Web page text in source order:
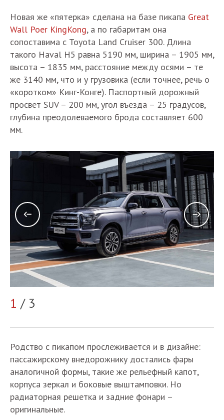
Новая же «пятерка» сделана на базе пикапа Great
Wall Poer KingKong, а по габаритам она
сопоставима с Toyota Land Cruiser 300. Длина
такого Haval H5 равна 5190 мм, ширина – 1905 мм,
высота – 1835 мм, расстояние между осями – те
же 3140 мм, что и у грузовика (если точнее, речь о
«коротком» Кинг-Конге). Паспортный дорожный
просвет SUV – 200 мм, угол въезда – 25 градусов,
глубина преодолеваемого брода составляет 600
мм.
1 / 3
Родство с пикапом прослеживается и в дизайне:
пассажирскому внедорожнику достались фары
аналогичной формы, такие же рельефный капот,
корпуса зеркал и боковые выштамповки. Но
радиаторная решетка и задние фонари –
оригинальные.